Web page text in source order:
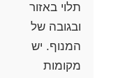
תלוי באזור
ובגובה של
המנוף. יש
מקומות